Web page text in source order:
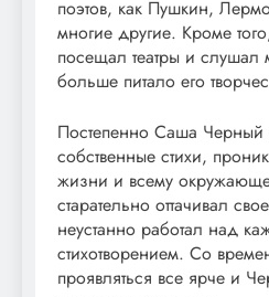
поэтов, как Пушкин,
многие другие. Кроме
посещал театры и слушал
больше питало его
Постепенно Саша Черный
собственные стихи,
жизни и всему
старательно оттачивал
неустанно работал над
стихотворением. Со
проявляться все ярче и